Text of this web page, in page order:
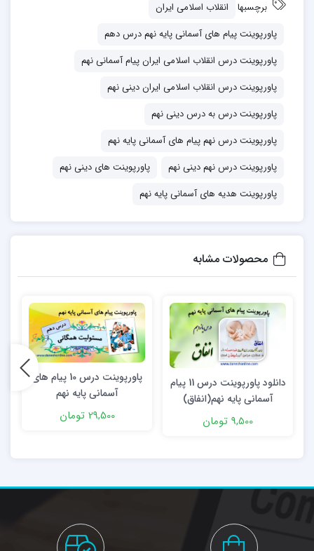
برچسبها
انقلاب اسلامی ایران
پاورپوینت پیام های آسمانی پایه نهم درس دهم
پاورپوینت درس انقلاب اسلامی ایران پیام آسمانی نهم
پاورپوینت درس انقلاب اسلامی ایران دینی نهم
پاورپوینت درس به درس دینی نهم
پاورپوینت درس نهم پیام های آسمانی پایه نهم
پاورپوینت درس نهم دینی نهم
پاورپوینت های دینی نهم
پاورپوینت هدیه های آسمانی پایه نهم
محصولات مشابه
دانلود پاورپوینت درس 11 پیام
آسمانی پایه نهم(انفاق)
9,500 تومان
پاورپوینت درس 10 پیام های
آسمانی پایه نهم
29,500 تومان